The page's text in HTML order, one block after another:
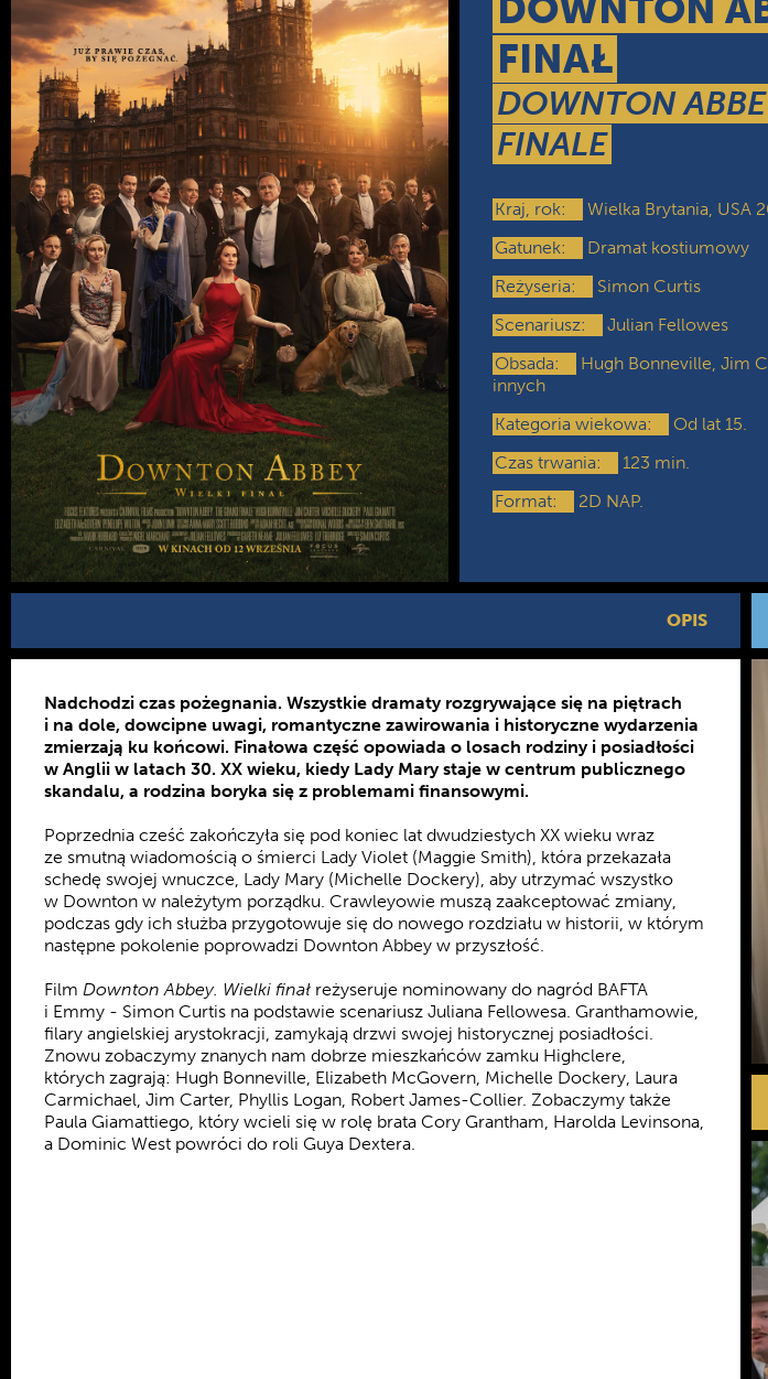
FINAŁ
DOWNTON
FINALE
Kraj, rok:
Wielka Brytania, USA
Gatunek:
Dramat kostiumowy
Reżyseria:
Simon Curtis
Scenariusz:
Julian Fellowes
Obsada:
Hugh Bonneville, Jim
innych
Kategoria wiekowa:
Od lat 15.
Czas trwania:
123 min.
Format:
2D NAP.
OPIS
Nadchodzi czas pożegnania. Wszystkie dramaty rozgrywające się na piętrach
i na dole, dowcipne uwagi, romantyczne zawirowania i historyczne wydarzenia
zmierzają ku końcowi. Finałowa część opowiada o losach rodziny i posiadłości
w Anglii w latach 30. XX wieku, kiedy Lady Mary staje w centrum publicznego
skandalu, a rodzina boryka się z problemami finansowymi.
Poprzednia cześć zakończyła się pod koniec lat dwudziestych XX wieku wraz
ze smutną wiadomością o śmierci Lady Violet (Maggie Smith), która przekazała
schedę swojej wnuczce, Lady Mary (Michelle Dockery), aby utrzymać wszystko
w Downton w należytym porządku. Crawleyowie muszą zaakceptować zmiany,
podczas gdy ich służba przygotowuje się do nowego rozdziału w historii, w którym
następne pokolenie poprowadzi Downton Abbey w przyszłość.
Film Downton Abbey. Wielki finał reżyseruje nominowany do nagród BAFTA
i Emmy - Simon Curtis na podstawie scenariusz Juliana Fellowesa. Granthamowie,
filary angielskiej arystokracji, zamykają drzwi swojej historycznej posiadłości.
Znowu zobaczymy znanych nam dobrze mieszkańców zamku Highclere,
których zagrają: Hugh Bonneville, Elizabeth McGovern, Michelle Dockery, Laura
Carmichael, Jim Carter, Phyllis Logan, Robert James-Collier. Zobaczymy także
Paula Giamattiego, który wcieli się w rolę brata Cory Grantham, Harolda Levinsona,
a Dominic West powróci do roli Guya Dextera.